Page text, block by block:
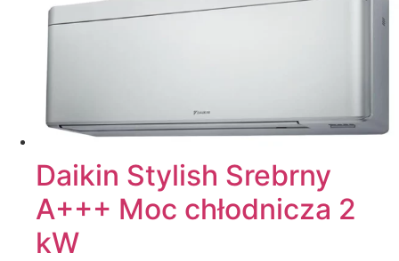
Daikin Stylish Srebrny
A+++ Moc chłodnicza 2
kW